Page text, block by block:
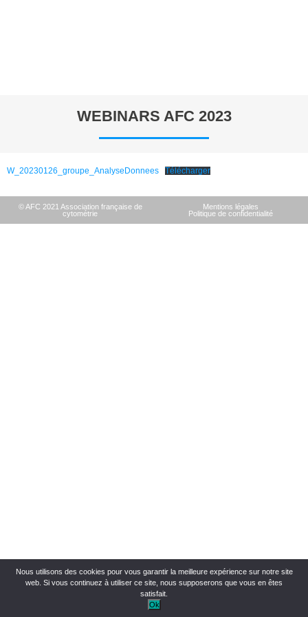
WEBINARS AFC 2023
W_20230126_groupe_AnalyseDonnees Télécharger
© AFC 2021 Association française de
cytométrie
Mentions légales
Politique de confidentialité
Nous utilisons des cookies pour vous garantir la meilleure expérience sur notre site
web. Si vous continuez à utiliser ce site, nous supposerons que vous en êtes
satisfait.
Ok